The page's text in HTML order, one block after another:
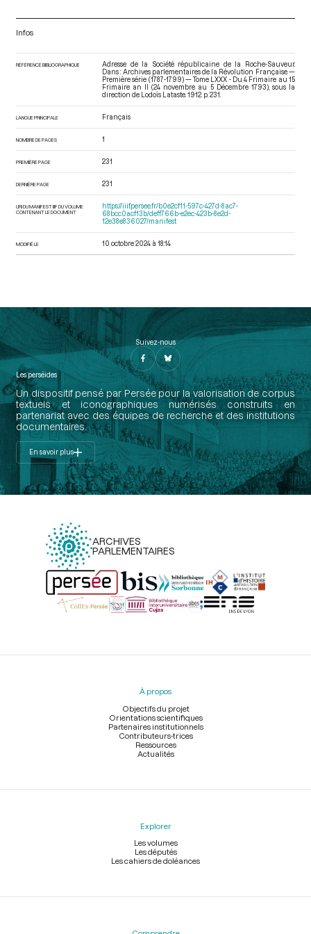
Infos
RÉFÉRENCE BIBLIOGRAPHIQUE
Adresse de la Société républicaine de la Roche-Sauveur.
Dans : Archives parlementaires de la Révolution Française —
Première série (1787-1799) — Tome LXXX - Du 4 Frimaire au 15
Frimaire an II (24 novembre au 5 Décembre 1793), sous la
direction de Lodoïs Lataste. 1912. p. 231.
LANGUE PRINCIPALE Français
NOMBRE DE PAGES 1
PREMIÈRE PAGE 231
DERNIÈRE PAGE 231
URI DU MANIFEST IIIF DU VOLUME
CONTENANT LE DOCUMENT
https://iiif.persee.fr/b0e2cf11-597c-427d-8ac7-
68bcc0acf13b/deff766b-e2ec-423b-8e2d-
12e38e836027/manifest
MODIFIÉ LE 10 octobre 2024 à 18:14
Suivez-nous
Les perséides
Un dispositif pensé par Persée pour la valorisation de corpus
textuels et iconographiques numérisés construits en
partenariat avec des équipes de recherche et des institutions
documentaires.
En savoir plus
ARCHIVES
PARLEMENTAIRES
Menu
À propos
Objectifs du projet
Orientations scientifiques
Partenaires institutionnels
Contributeurs-trices
Ressources
Actualités
Explorer
Les volumes
Les députés
Les cahiers de doléances